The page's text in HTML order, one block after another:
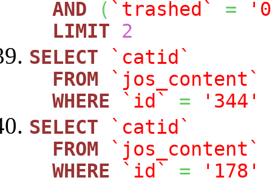
AND
( `trashed` =
LIMIT
2
SELECT
`catid`
FROM
`jos_content`
WHERE
`id` =
'344'
SELECT
`catid`
FROM
`jos_content`
WHERE
`id` =
'178'